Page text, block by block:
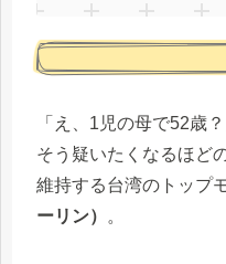
「え、1児の母で52歳？
そう疑いたくなるほど
維持する台湾のトップ
ーリン）
。